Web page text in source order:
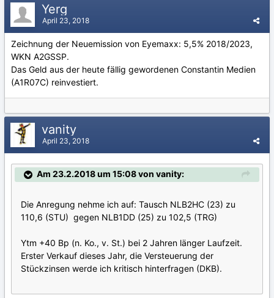
Yerg
April 23, 2018
Zeichnung der Neuemission von Eyemaxx: 5,5% 2018/2023,
WKN A2GSSP.
Das Geld aus der heute fällig gewordenen Constantin Medien
(A1R07C) reinvestiert.
vanity
April 23, 2018
Am 23.2.2018 um 15:08 von vanity:
Die Anregung nehme ich auf: Tausch NLB2HC (23) zu
110,6 (STU) gegen NLB1DD (25) zu 102,5 (TRG)
Ytm +40 Bp (n. Ko., v. St.) bei 2 Jahren länger Laufzeit.
Erster Verkauf dieses Jahr, die Versteuerung der
Stückzinsen werde ich kritisch hinterfragen (DKB).